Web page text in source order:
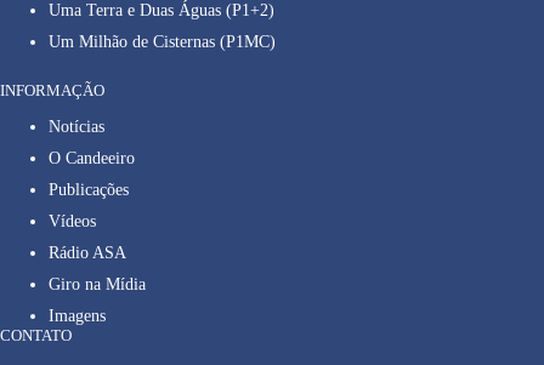
Uma Terra e Duas Águas (P1+2)
Um Milhão de Cisternas (P1MC)
INFORMAÇÃO
Notícias
O Candeeiro
Publicações
Vídeos
Rádio ASA
Giro na Mídia
Imagens
CONTATO